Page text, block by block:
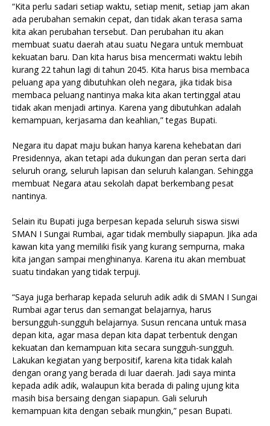
“Kita perlu sadari setiap waktu, setiap menit, setiap jam akan
ada perubahan semakin cepat, dan tidak akan terasa sama
kita akan perubahan tersebut. Dan perubahan itu akan
membuat suatu daerah atau suatu Negara untuk membuat
kekuatan baru. Dan kita harus bisa mencermati waktu lebih
kurang 22 tahun lagi di tahun 2045. Kita harus bisa membaca
peluang apa yang dibutuhkan oleh negara, jika tidak bisa
membaca peluang nantinya maka kita akan tertinggal atau
tidak akan menjadi artinya. Karena yang dibutuhkan adalah
kemampuan, kerjasama dan keahlian,” tegas Bupati.
Negara itu dapat maju bukan hanya karena kehebatan dari
Presidennya, akan tetapi ada dukungan dan peran serta dari
seluruh orang, seluruh lapisan dan seluruh kalangan. Sehingga
membuat Negara atau sekolah dapat berkembang pesat
nantinya.
Selain itu Bupati juga berpesan kepada seluruh siswa siswi
SMAN I Sungai Rumbai, agar tidak membully siapapun. Jika ada
kawan kita yang memiliki fisik yang kurang sempurna, maka
kita jangan sampai menghinanya. Karena itu akan membuat
suatu tindakan yang tidak terpuji.
“Saya juga berharap kepada seluruh adik adik di SMAN I Sungai
Rumbai agar terus dan semangat belajarnya, harus
bersungguh-sungguh belajarnya. Susun rencana untuk masa
depan kita, agar masa depan kita dapat terbentuk dengan
kekuatan dan kemampuan kita secara sungguh-sungguh.
Lakukan kegiatan yang berpositif, karena kita tidak kalah
dengan orang yang berada di luar daerah. Jadi saya minta
kepada adik adik, walaupun kita berada di paling ujung kita
masih bisa bersaing dengan siapapun. Gali seluruh
kemampuan kita dengan sebaik mungkin,” pesan Bupati.